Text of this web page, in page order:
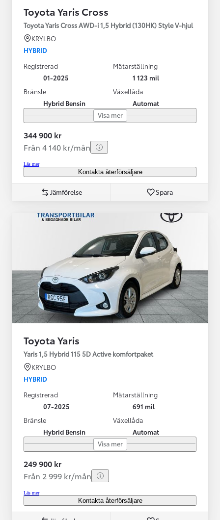
Toyota Yaris Cross
Toyota Yaris Cross AWD-i 1,5 Hybrid (130HK) Style V-hjul
KRYLBO
HYBRID
Registrerad
01-2025
Mätarställning
1 123 mil
Bränsle
Hybrid Bensin
Växellåda
Automat
Visa mer
344 900 kr
Från 4 140 kr/mån
Läs mer
Kontakta återförsäljare
Jämförelse Spara
Toyota Yaris
Yaris 1,5 Hybrid 115 5D Active komfortpaket
KRYLBO
HYBRID
Registrerad
07-2025
Mätarställning
691 mil
Bränsle
Hybrid Bensin
Växellåda
Automat
Visa mer
249 900 kr
Från 2 999 kr/mån
Läs mer
Kontakta återförsäljare